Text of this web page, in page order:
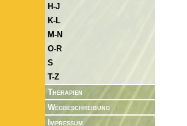
H-J
K-L
M-N
O-R
S
T-Z
Therapien
Wegbeschreibung
Impressum